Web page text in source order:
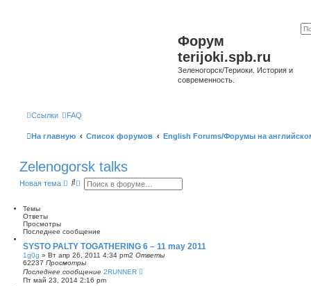
Форум
terijoki.spb.ru
Зеленогорск/Териоки. История и
современность.
Ссылки FAQ
На главную Список форумов English Forums/Форумы на
Zelenogorsk talks
Новая тема
П Р
е
н
ы
й
п
о
Темы
Ответы
Просмотры
Последнее сообщение
SYSTO PALTY TOGATHERING 6 – 11 may 2011
1g0g » Вт апр 26, 2011 4:34 pm2 Ответы
62237 Просмотры
Последнее сообщение 2RUNNER
Пт май 23, 2014 2:16 pm